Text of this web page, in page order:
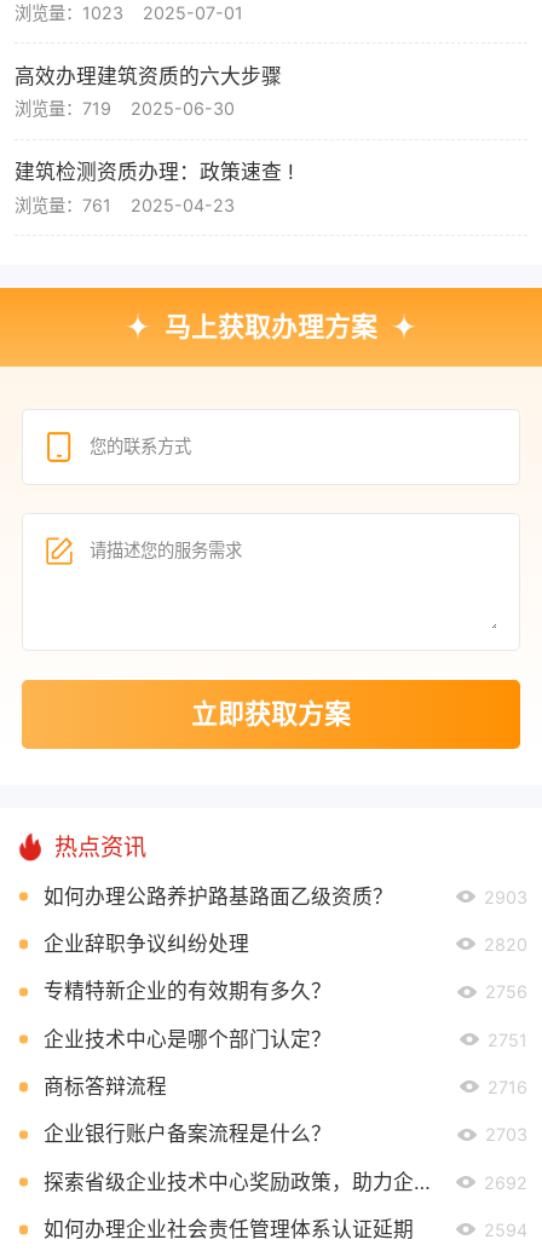
浏览量：1023 2025-07-01
高效办理建筑资质的六大步骤
浏览量：719 2025-06-30
建筑检测资质办理：政策速查 !
浏览量：761 2025-04-23
马上获取办理方案
立即获取方案
热点资讯
如何办理公路养护路基路面乙级资质？ 2903
企业辞职争议纠纷处理 2820
专精特新企业的有效期有多久？ 2756
企业技术中心是哪个部门认定？ 2751
商标答辩流程 2716
企业银行账户备案流程是什么？ 2703
探索省级企业技术中心奖励政策，助力企业创新发展 2692
如何办理企业社会责任管理体系认证延期 2594